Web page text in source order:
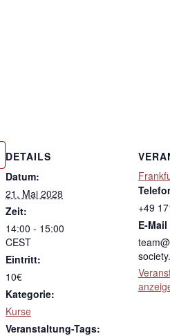
DETAILS
Datum:
21. Mai 2028
Zeit:
14:00 - 15:00
CEST
Eintritt:
10€
Kategorie:
Kurse
Veranstaltung-Tags:
+49
E-Mail